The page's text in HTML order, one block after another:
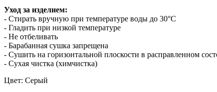
Уход за изделием:
- Стирать вручную при температуре воды до 30°C
- Гладить при низкой температуре
- Не отбеливать
- Барабанная сушка запрещена
- Сушить на горизонтальной плоскости в расправленном
- Сухая чистка (химчистка)
Цвет: Серый